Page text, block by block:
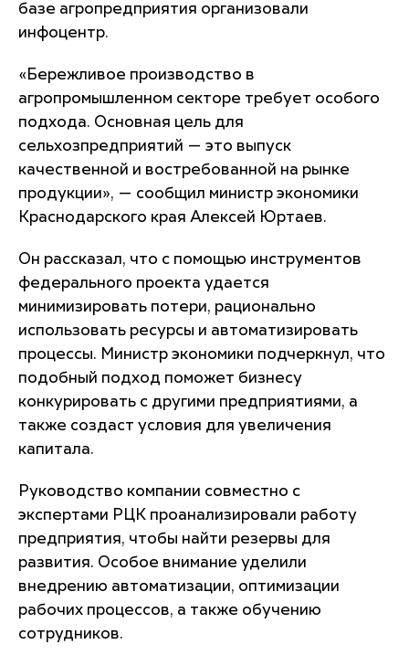
базе агропредприятия организовали
инфоцентр.
«Бережливое производство в
агропромышленном секторе требует особого
подхода. Основная цель для
сельхозпредприятий — это выпуск
качественной и востребованной на рынке
продукции», — сообщил министр экономики
Краснодарского края Алексей Юртаев.
Он рассказал, что с помощью инструментов
федерального проекта удается
минимизировать потери, рационально
использовать ресурсы и автоматизировать
процессы. Министр экономики подчеркнул, что
подобный подход поможет бизнесу
конкурировать с другими предприятиями, а
также создаст условия для увеличения
капитала.
Руководство компании совместно с
экспертами РЦК проанализировали работу
предприятия, чтобы найти резервы для
развития. Особое внимание уделили
внедрению автоматизации, оптимизации
рабочих процессов, а также обучению
сотрудников.